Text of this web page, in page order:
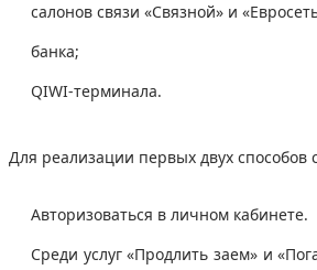
салонов связи «Связной» и
банка;
QIWI-терминала.
Для реализации первых двух способов
Авторизоваться в личном кабинете.
Среди услуг «Продлить заем» и